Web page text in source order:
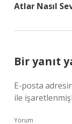
Atlar Nasıl
Bir yanıt
E-posta
ile
Yorum